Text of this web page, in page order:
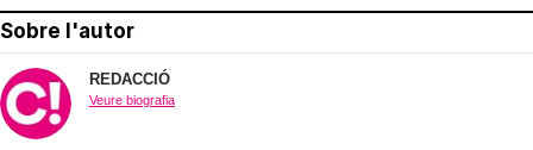
Sobre l'autor
REDACCIÓ
Veure biografia